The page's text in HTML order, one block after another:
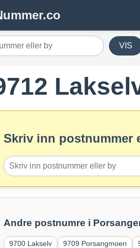
VIS
Skriv inn postnummer
Andre postnumre i
9700 Lakselv 9709 Porsangmoen